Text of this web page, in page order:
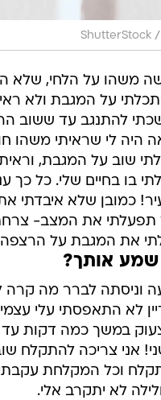
/
ShutterStock
משהו על הלחי, שלא
על המגבת ולא
להתנגב עד ששוב
היה לי שראיתי משהו
שוב על המגבת,
בו בחיים שלי. כל כך
כמובן שלא איבדתי
תפעלתי את המצב-
את המגבת על
אותך?
וניסתה לברר מה קרה
לא התאפסתי עלי עצמי
במשך כמה דקות עד
אני צריכה להתקלח
וכל המקלחת
לא יתקרב אלי.